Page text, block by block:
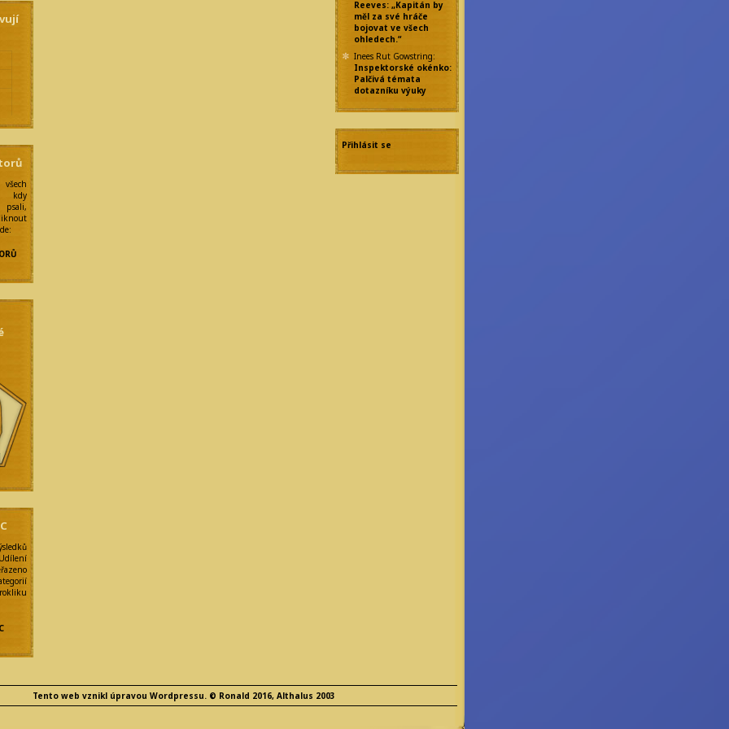
kdy
Reeves: „Kapitán by
měl za své hráče
bojovat ve všech
ohledech.“
Inees Rut Gowstring:
Inspektorské okénko:
Palčivá témata
dotazníku výuky
Přihlásit se
Tento web vznikl úpravou Wordpressu. © Ronald 2016, Althalus 2003